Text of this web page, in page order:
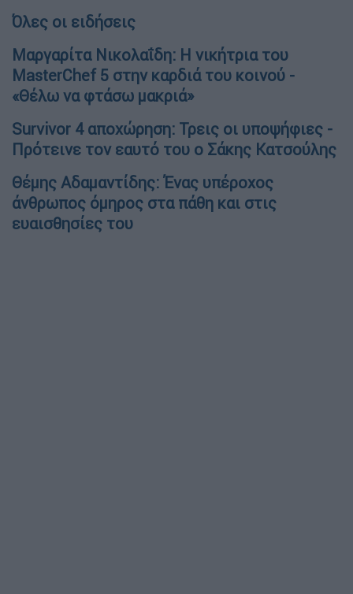
Όλες οι ειδήσεις
Μαργαρίτα Νικολαΐδη: Η νικήτρια του
MasterChef 5 στην καρδιά του κοινού -
«Θέλω να φτάσω μακριά»
Survivor 4 αποχώρηση: Τρεις οι υποψήφιες -
Πρότεινε τον εαυτό του ο Σάκης Κατσούλης
Θέμης Αδαμαντίδης: Ένας υπέροχος
άνθρωπος όμηρος στα πάθη και στις
ευαισθησίες του